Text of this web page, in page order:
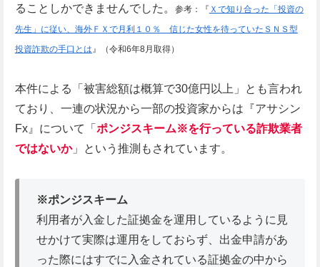
ることしかできませんでした。
参考：『 Ｘで知り合った「投資の
先生」に従い、海外ＦＸで月利１０％ 信じた女性を待っていたＳＮＳ型
投資詐欺の手口とは』（令和6年8月取得）
本件による「被害総額は概算で30億円以上」とも言われ
ており、一連の状況から一部の投資家からは『アサシン
Fx』について「 ポンジスキーム※を行っている詐欺業者
ではないか」という推測もされています。
※ポンジスキーム
利用者が入金した証拠金を運用しているように見
せかけて実際は運用をしておらず、出金申請があ
った際にはすでに入金されている証拠金の中から